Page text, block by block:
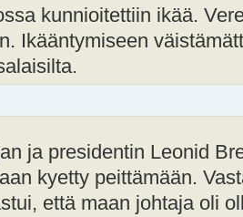
kunnioitettiin ikää.
Ikääntymiseen
ja presidentin Leonid
kyetty peittämään.
että maan johtaja oli